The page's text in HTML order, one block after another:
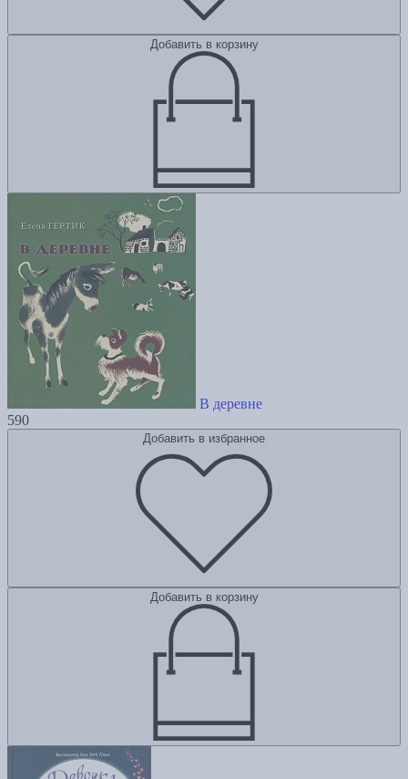
Добавить в корзину
В деревне
590
Добавить в избранное
Добавить в корзину